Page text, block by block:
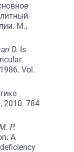
М.,
D. Is
Vol.
2010. 784
P.
A